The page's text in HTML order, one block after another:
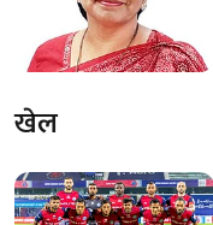
खेल